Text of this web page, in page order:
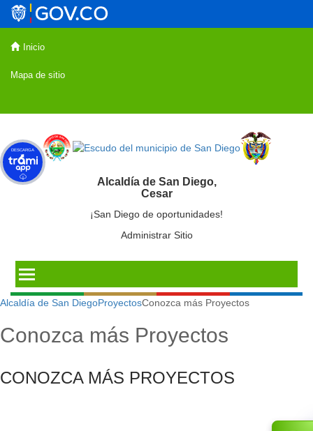
Inicio
Mapa de sitio
Alcaldía de San Diego,
Cesar
¡San Diego de oportunidades!
Administrar Sitio
Alcaldía de San DiegoProyectosConozca más Proyectos
Conozca más Proyectos
CONOZCA MÁS PROYECTOS
DESCARGA